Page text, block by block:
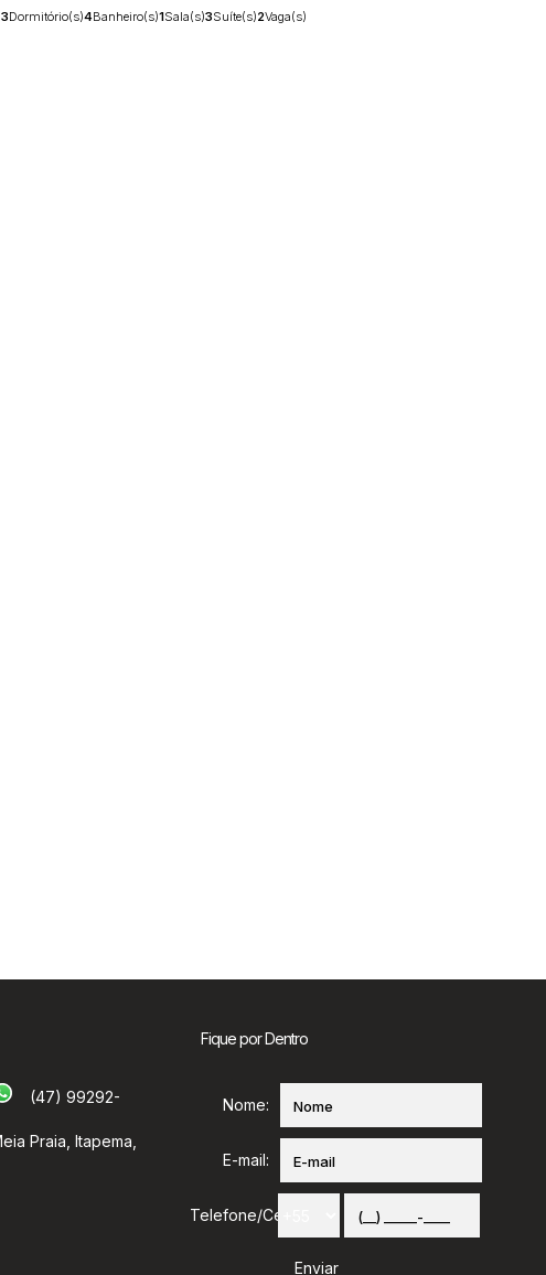
3Dormitório(s)4Banheiro(s)1Sala(s)3Suíte(s)2Vaga(s)
(47) 99292-
Praia Itapema
Fique por Dentro
Nome:
E-mail:
Telefone/Celular: